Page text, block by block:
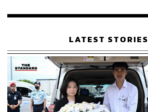
เรือนไทยที่ถูกซุกไว้
LATEST STORIES